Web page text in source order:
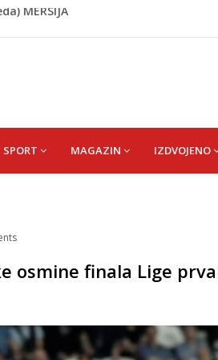
zv. Bajko
MERSIJA
SPORT MAGAZIN IZDVOJENO
osmine finala Lige